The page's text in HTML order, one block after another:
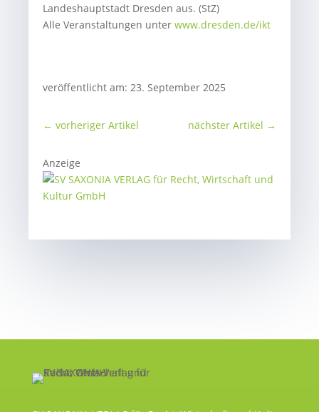
Landeshauptstadt Dresden aus. (StZ)
Alle Veranstaltungen unterwww.dresden.de/ikt
veröffentlicht am: 23. September 2025
←vorheriger Artikel nächster Artikel →
Anzeige